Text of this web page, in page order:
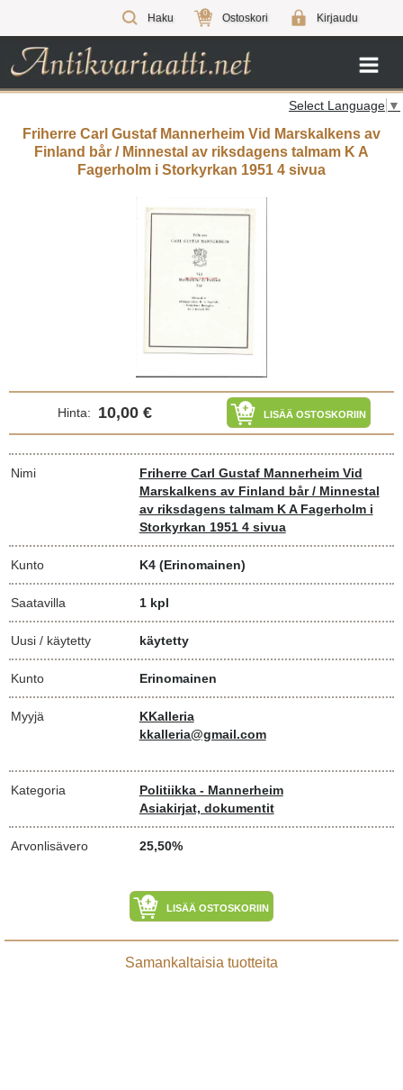
Haku 0 Ostoskori Kirjaudu
Select Language ▼
Friherre Carl Gustaf Mannerheim Vid Marskalkens av
Finland bår / Minnestal av riksdagens talmam K A
Fagerholm i Storkyrkan 1951 4 sivua
Hinta: 10,00 € LISÄÄ OSTOSKORIIN
Nimi
Friherre Carl Gustaf Mannerheim Vid
Marskalkens av Finland bår / Minnestal
av riksdagens talmam K A Fagerholm i
Storkyrkan 1951 4 sivua
Kunto K4 (Erinomainen)
Saatavilla 1 kpl
Uusi / käytetty käytetty
Kunto Erinomainen
Myyjä
KKalleria
kkalleria@gmail.com
Kategoria
Politiikka - Mannerheim
Asiakirjat, dokumentit
Arvonlisävero 25,50%
LISÄÄ OSTOSKORIIN
Samankaltaisia tuotteita